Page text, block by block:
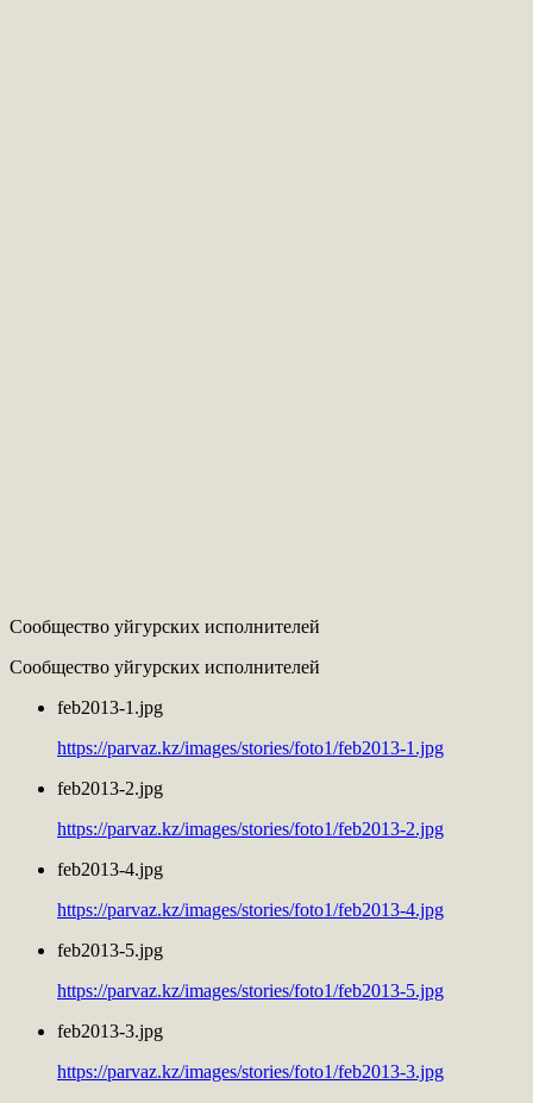
Сообщество уйгурских исполнителей
Сообщество уйгурских исполнителей
feb2013-1.jpg
https://parvaz.kz/images/stories/foto1/feb2013-1.jpg
feb2013-2.jpg
https://parvaz.kz/images/stories/foto1/feb2013-2.jpg
feb2013-4.jpg
https://parvaz.kz/images/stories/foto1/feb2013-4.jpg
feb2013-5.jpg
https://parvaz.kz/images/stories/foto1/feb2013-5.jpg
feb2013-3.jpg
https://parvaz.kz/images/stories/foto1/feb2013-3.jpg